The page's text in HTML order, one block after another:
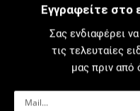
Προσκεκλημένος
Εγγραφείτε στο
Σας ενδιαφέρει
τις τελευταίες
μας πριν από